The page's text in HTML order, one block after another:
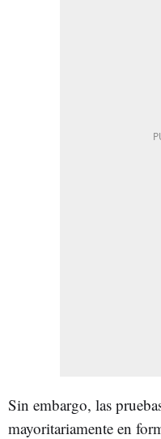
Sin embargo, las
mayoritariamente en